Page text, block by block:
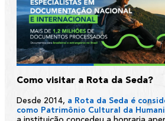
Como visitar a Rota da Seda?
Desde 2014, a Rota da Seda é
como Patrimônio Cultural da